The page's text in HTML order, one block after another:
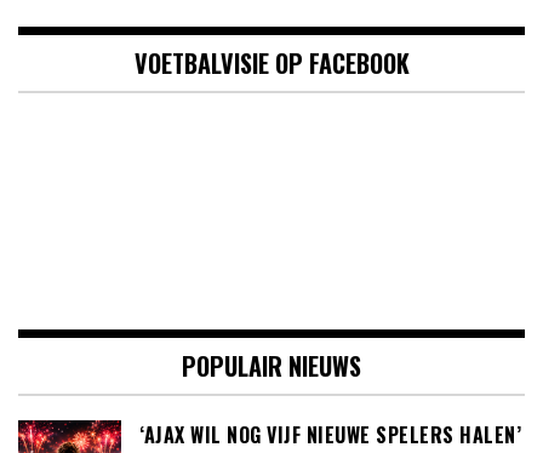
VOETBALVISIE OP FACEBOOK
POPULAIR NIEUWS
‘AJAX WIL NOG VIJF NIEUWE SPELERS HALEN’